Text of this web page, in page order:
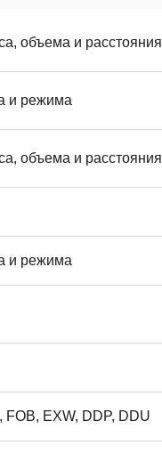
объема и расстояния
и режима
объема и расстояния
и режима
EXW, DDP, DDU